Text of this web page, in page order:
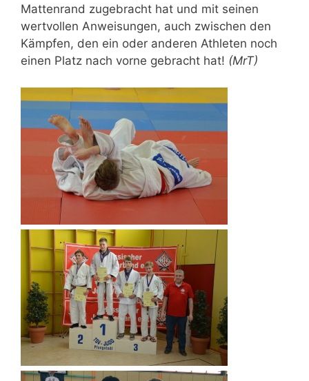
Mattenrand zugebracht hat und mit seinen
wertvollen Anweisungen, auch zwischen den
Kämpfen, den ein oder anderen Athleten noch
einen Platz nach vorne gebracht hat! (MrT)